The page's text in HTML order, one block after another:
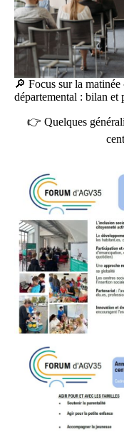
🔎 Focus sur la matinée
départemental : bilan et
👉 Quelques